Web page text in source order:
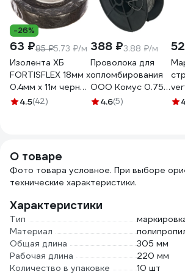
-26%
63 ₽85 ₽5.73 ₽/м
Изолента ХБ
FORTISFLEX 18мм х
0.4мм х 11м черная
71242
4.5(42)
388 ₽3.88 ₽/м
Проволока для
опломбирования
ООО Комус 0.75
мм, намотка 100 м
4.6(5)
О товаре
Фото товара условное. При выборе
технические характеристики.
Характеристики
Тип
Материал
Общая длина
305 мм
Рабочая длина
220 мм
Количество в упаковке
10 шт